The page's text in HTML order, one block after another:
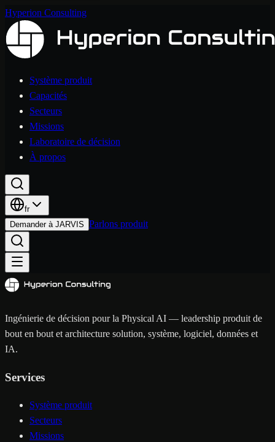
Hyperion Consulting
Système produit
Capacités
Secteurs
Missions
Laboratoire de décision
À propos
fr
Demander à JARVIS Parlons produit
Ingénierie de décision pour la Physical AI — leadership produit de
bout en bout et architecture solution, système, logiciel, données et
IA.
Services
Système produit
Secteurs
Missions